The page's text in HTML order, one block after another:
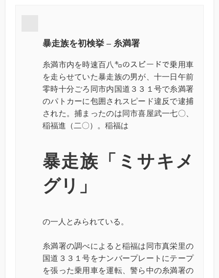
暴走族を初検挙 – 糸満署
糸満市内を時速百八㌔のスピードで乗用車
を走らせていた暴走族の男が、十一日午前
零時十分ごろ同市内国道３３１号で糸満署
のパトカーに包囲されスピード違反で逮捕
された。捕まったのは同市喜屋武一七〇、
稲福進（二〇）。稲福は
暴走族「ミサキメ
グリ」
の一人とみられている。
糸満署の調べによると稲福は同市真栄里の
国道３３１号をナンバープレートにテープ
を張った乗用車を運転、警ら中の糸満署の